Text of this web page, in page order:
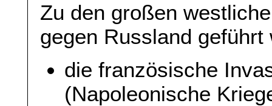
Zu den großen
gegen Russland
die französische
(Napoleonische